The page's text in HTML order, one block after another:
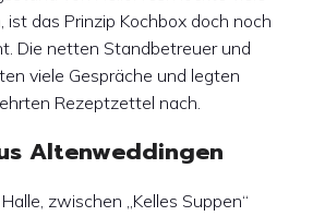
ist das Prinzip Kochbox doch noch
Die netten Standbetreuer und
viele Gespräche und legten
Rezeptzettel nach.
Altenweddingen
zwischen „Kelles Suppen“